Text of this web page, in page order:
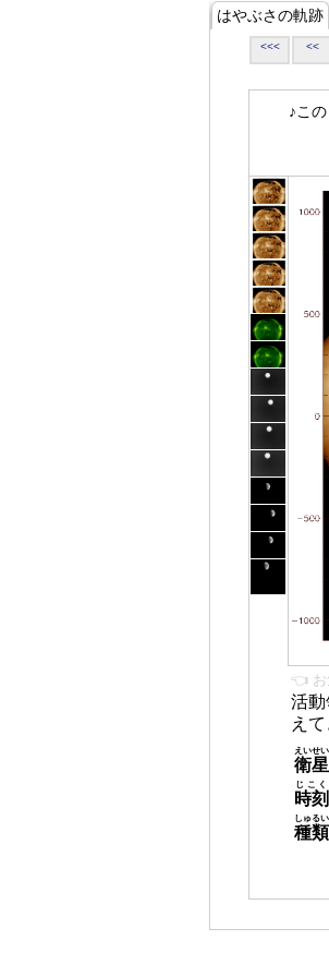
はやぶさの軌跡
<<< <<
♪この
👈 お
活
え
衛星
えいせい
時刻
じこく
種類
しゅるい